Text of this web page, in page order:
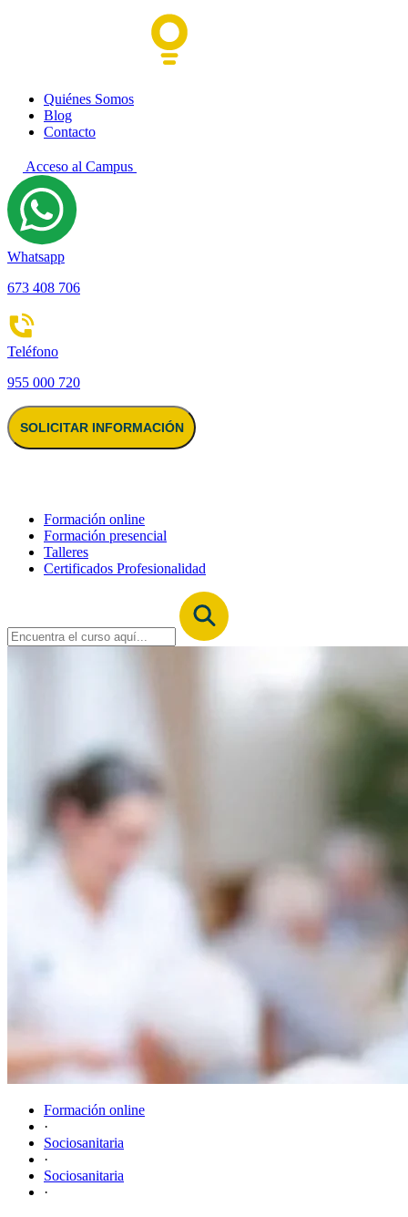
Quiénes Somos
Blog
Contacto
Acceso al Campus
Whatsapp
673 408 706
Teléfono
955 000 720
SOLICITAR INFORMACIÓN
Formación online
Formación presencial
Talleres
Certificados Profesionalidad
Formación online
·
Sociosanitaria
·
Sociosanitaria
·